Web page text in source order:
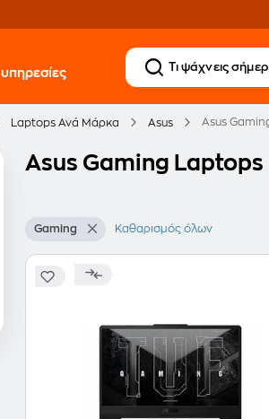
υπηρεσίες
Laptops Ανά Μάρκα Asus Asus
Asus Gaming Laptops
Gaming Καθαρισμός όλων